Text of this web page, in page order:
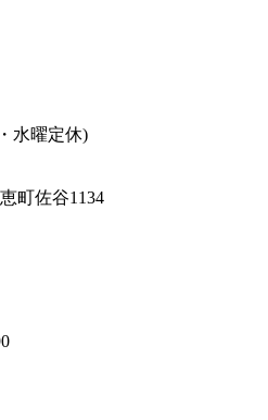
水曜定休)
町佐谷1134